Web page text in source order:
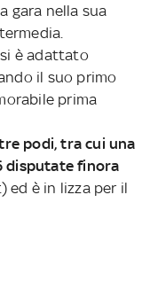
gara nella sua
è adattato
il suo primo
prima
podi, tra cui una
disputate finora
ed è in lizza per il